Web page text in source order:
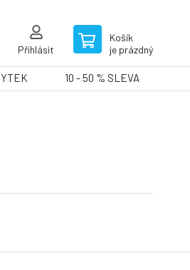
Přihlásit
Košík
je prázdný
10 - 50 % SLEVA